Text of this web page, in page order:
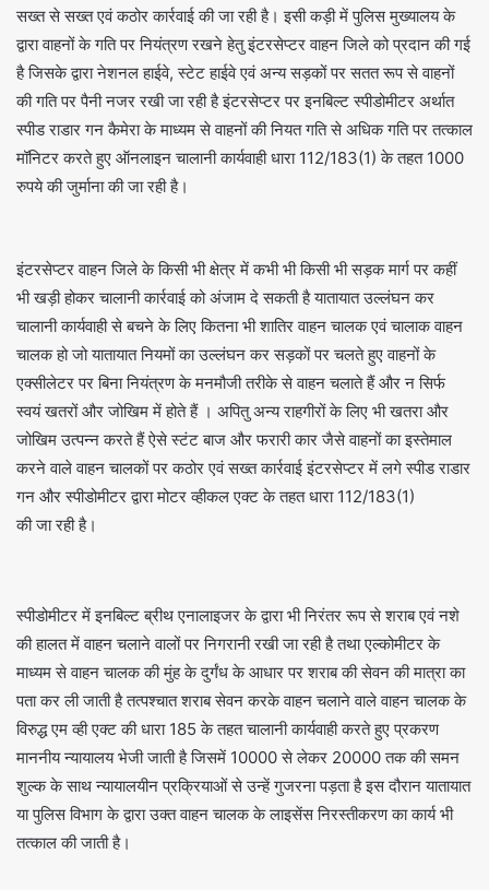
सख्त से सख्त एवं कठोर कार्रवाई की जा रही है। इसी कड़ी में पुलिस मुख्यालय के
द्वारा वाहनों के गति पर नियंत्रण रखने हेतु इंटरसेप्टर वाहन जिले को प्रदान की गई
है जिसके द्वारा नेशनल हाईवे, स्टेट हाईवे एवं अन्य सड़कों पर सतत रूप से वाहनों
की गति पर पैनी नजर रखी जा रही है इंटरसेप्टर पर इनबिल्ट स्पीडोमीटर अर्थात
स्पीड राडार गन कैमेरा के माध्यम से वाहनों की नियत गति से अधिक गति पर तत्काल
मॉनिटर करते हुए ऑनलाइन चालानी कार्यवाही धारा 112/183(1) के तहत 1000
रुपये की जुर्माना की जा रही है।
इंटरसेप्टर वाहन जिले के किसी भी क्षेत्र में कभी भी किसी भी सड़क मार्ग पर कहीं
भी खड़ी होकर चालानी कार्रवाई को अंजाम दे सकती है यातायात उल्लंघन कर
चालानी कार्यवाही से बचने के लिए कितना भी शातिर वाहन चालक एवं चालाक वाहन
चालक हो जो यातायात नियमों का उल्लंघन कर सड़कों पर चलते हुए वाहनों के
एक्सीलेटर पर बिना नियंत्रण के मनमौजी तरीके से वाहन चलाते हैं और न सिर्फ
स्वयं खतरों और जोखिम में होते हैं । अपितु अन्य राहगीरों के लिए भी खतरा और
जोखिम उत्पन्न करते हैं ऐसे स्टंट बाज और फरारी कार जैसे वाहनों का इस्तेमाल
करने वाले वाहन चालकों पर कठोर एवं सख्त कार्रवाई इंटरसेप्टर में लगे स्पीड राडार
गन और स्पीडोमीटर द्वारा मोटर व्हीकल एक्ट के तहत धारा 112/183(1)
की जा रही है।
स्पीडोमीटर में इनबिल्ट ब्रीथ एनालाइजर के द्वारा भी निरंतर रूप से शराब एवं नशे
की हालत में वाहन चलाने वालों पर निगरानी रखी जा रही है तथा एल्कोमीटर के
माध्यम से वाहन चालक की मुंह के दुर्गंध के आधार पर शराब की सेवन की मात्रा का
पता कर ली जाती है तत्पश्चात शराब सेवन करके वाहन चलाने वाले वाहन चालक के
विरुद्ध एम व्ही एक्ट की धारा 185 के तहत चालानी कार्यवाही करते हुए प्रकरण
माननीय न्यायालय भेजी जाती है जिसमें 10000 से लेकर 20000 तक की समन
शुल्क के साथ न्यायालयीन प्रक्रियाओं से उन्हें गुजरना पड़ता है इस दौरान यातायात
या पुलिस विभाग के द्वारा उक्त वाहन चालक के लाइसेंस निरस्तीकरण का कार्य भी
तत्काल की जाती है।